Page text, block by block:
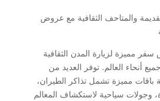
والمتاحف الثقافية مع عروض
مميزة لزيارة المدن الثقافية
أنحاء العالم. توفر العديد من
مميزة تشمل تذاكر الطيران،
وجولات سياحية لاستكشاف المعالم